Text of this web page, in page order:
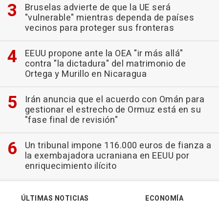
Bruselas advierte de que la UE será
"vulnerable" mientras dependa de países
vecinos para proteger sus fronteras
EEUU propone ante la OEA "ir más allá"
contra "la dictadura" del matrimonio de
Ortega y Murillo en Nicaragua
Irán anuncia que el acuerdo con Omán para
gestionar el estrecho de Ormuz está en su
"fase final de revisión"
Un tribunal impone 116.000 euros de fianza a
la exembajadora ucraniana en EEUU por
enriquecimiento ilícito
ÚLTIMAS NOTICIAS
ECONOMÍA